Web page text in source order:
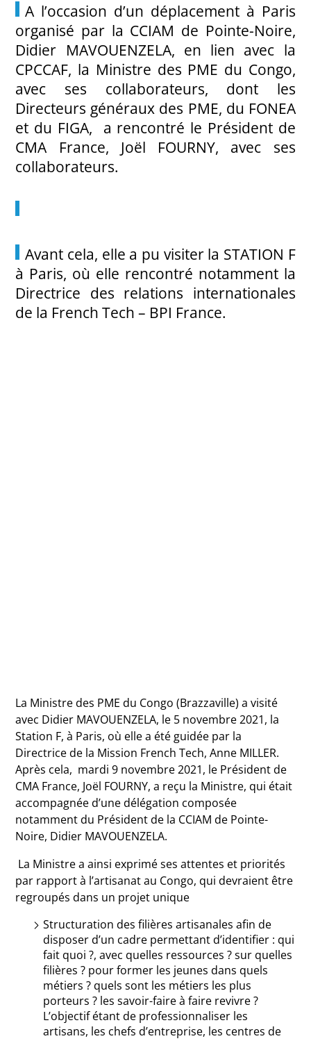
A l’occasion d’un déplacement à Paris
organisé par la CCIAM de Pointe-Noire,
Didier MAVOUENZELA, en lien avec la
CPCCAF, la Ministre des PME du Congo,
avec ses collaborateurs, dont les
Directeurs généraux des PME, du FONEA
et du FIGA, a rencontré le Président de
CMA France, Joël FOURNY, avec ses
collaborateurs.
Avant cela, elle a pu visiter la STATION F
à Paris, où elle rencontré notamment la
Directrice des relations internationales
de la French Tech – BPI France.
La Ministre des PME du Congo (Brazzaville) a visité
avec Didier MAVOUENZELA, le 5 novembre 2021, la
Station F, à Paris, où elle a été guidée par la
Directrice de la Mission French Tech, Anne MILLER.
Après cela, mardi 9 novembre 2021, le Président de
CMA France, Joël FOURNY, a reçu la Ministre, qui était
accompagnée d’une délégation composée
notamment du Président de la CCIAM de Pointe-
Noire, Didier MAVOUENZELA.
La Ministre a ainsi exprimé ses attentes et priorités
par rapport à l’artisanat au Congo, qui devraient être
regroupés dans un projet unique
Structuration des filières artisanales afin de
disposer d’un cadre permettant d’identifier : qui
fait quoi ?, avec quelles ressources ? sur quelles
filières ? pour former les jeunes dans quels
métiers ? quels sont les métiers les plus
porteurs ? les savoir-faire à faire revivre ?
L’objectif étant de professionnaliser les
artisans, les chefs d’entreprise, les centres de